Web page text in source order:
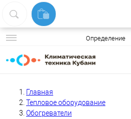
Определение
Главная
Тепловое оборудование
Обогреватели